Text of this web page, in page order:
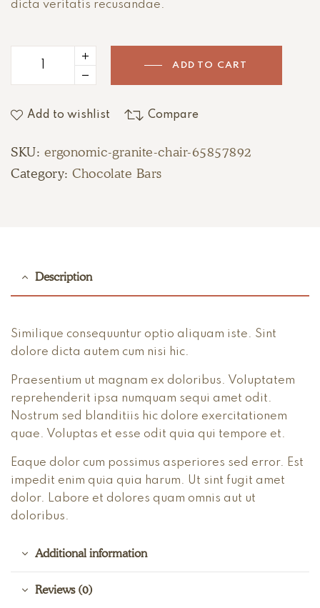
dicta veritatis recusandae.
ADD TO CART
Add to wishlist Compare
SKU: ergonomic-granite-chair-65857892
Category:Chocolate Bars
Description
Similique consequuntur optio aliquam iste. Sint
dolore dicta autem cum nisi hic.
Praesentium ut magnam ex doloribus. Voluptatem
reprehenderit ipsa numquam sequi amet odit.
Nostrum sed blanditiis hic dolore exercitationem
quae. Voluptas et esse odit quia qui tempore et.
Eaque dolor cum possimus asperiores sed error. Est
impedit enim quia quia harum. Ut sint fugit amet
dolor. Labore et dolores quam omnis aut ut
doloribus.
Additional information
Reviews (0)